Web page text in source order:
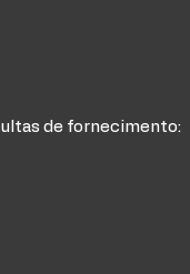
de fornecimento: